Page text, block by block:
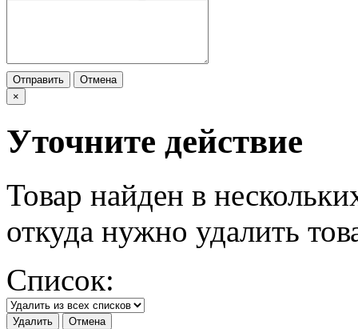
Отправить
Отмена
×
Уточните действие
Товар найден в
откуда нужно удалить
Список:
Удалить
Отмена